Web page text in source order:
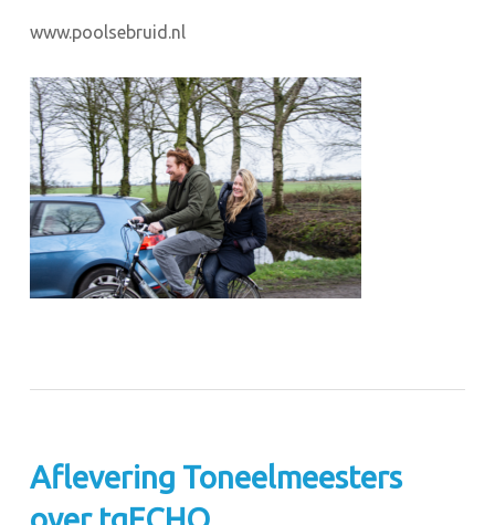
www.poolsebruid.nl
Aflevering Toneelmeesters